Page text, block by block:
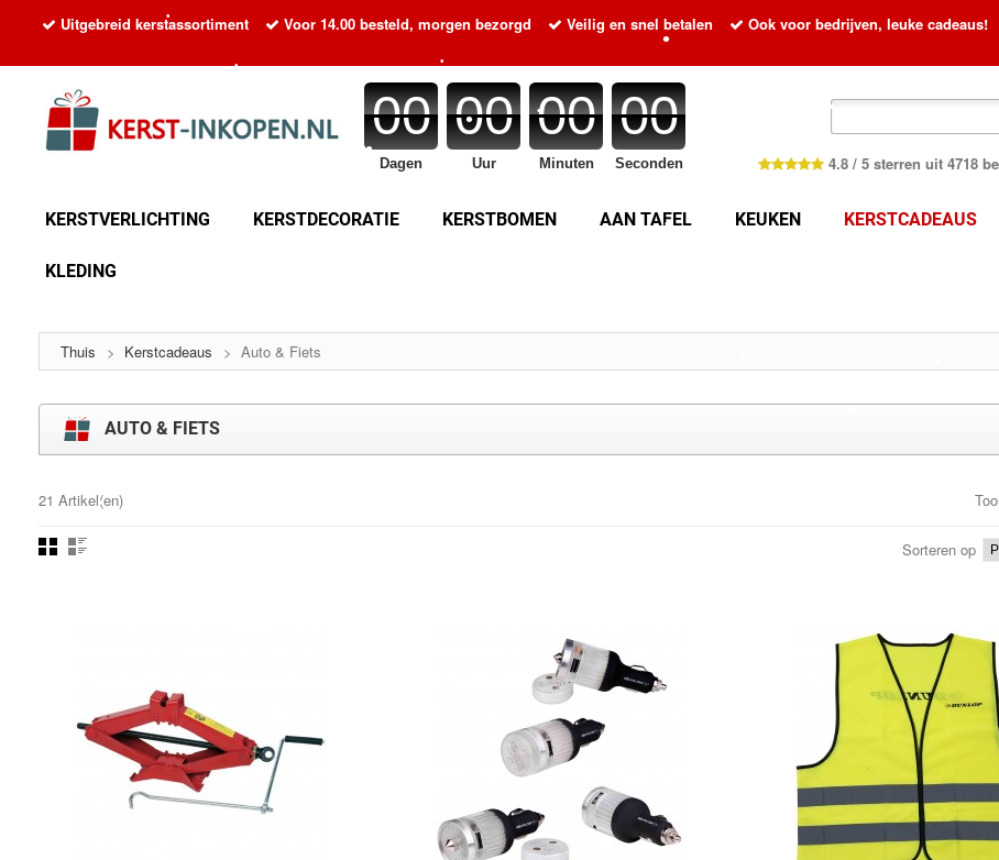
Uitgebreid kerstassortiment Voor 14.00 besteld, morgen bezorgd Veilig en snel betalen
Ook voor bedrijven, leuke cadeaus!
00
Dagen
00
Uur
00
Minuten
00
Seconden 4.8 / 5 sterren uit 4718
KERSTVERLICHTING KERSTDECORATIE KERSTBOMEN AAN TAFEL KEUKEN KERSTCADEAUS
KLEDING
Thuis > Kerstcadeaus > Auto & Fiets
AUTO & FIETS
21 Artikel(en)
Sorteren op
•
•
•
•
•